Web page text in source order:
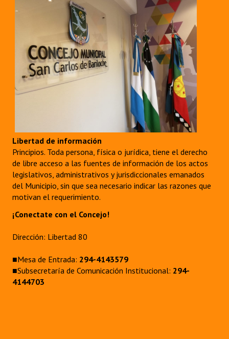
Libertad de información
Principios. Toda persona, física o jurídica, tiene el derecho
de libre acceso a las fuentes de información de los actos
legislativos, administrativos y jurisdiccionales emanados
del Municipio, sin que sea necesario indicar las razones que
motivan el requerimiento.
¡Conectate con el Concejo!
Dirección: Libertad 80
■Mesa de Entrada: 294-4143579
■Subsecretaría de Comunicación Institucional: 294-
4144703